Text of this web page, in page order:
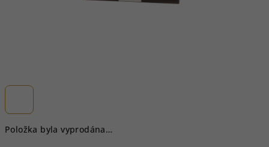
Položka byla vyprodána…